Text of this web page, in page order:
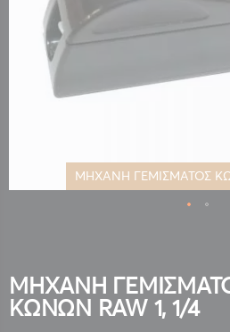
ΜΗΧΑΝΗ ΓΕΜΙΣΜΑΤΟΣ
της
συλλογής
εικόνων
ΜΗΧΑΝΗ
ΚΩΝΩΝ RAW 1, 1/4